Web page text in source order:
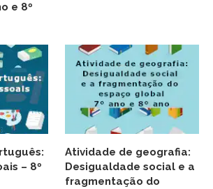
e 8º
– 8º
Atividade de geografia:
Desigualdade social e a
fragmentação do